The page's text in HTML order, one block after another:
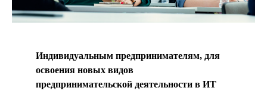
Индивидуальным предпринимателям, для
освоения новых видов
предпринимательской деятельности в ИТ